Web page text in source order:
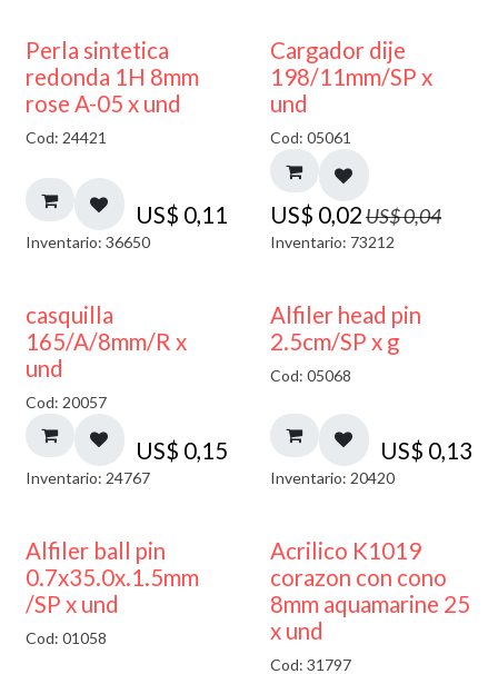
Perla sintetica
redonda 1H 8mm
rose A-05 x und
Cod: 24421
US$ 0,11
Inventario: 36650
50% DESCUENTO
Cargador dije
198/11mm/SP x
und
Cod: 05061
US$ 0,02US$0,04
Inventario: 73212
casquilla
165/A/8mm/R x
und
Cod: 20057
US$ 0,15
Inventario: 24767
Alfiler head pin
2.5cm/SP x g
Cod: 05068
US$ 0,13
Inventario: 20420
Alfiler ball pin
0.7x35.0x.1.5mm
/SP x und
Cod: 01058
Acrilico K1019
corazon con cono
8mm aquamarine 25
x und
Cod: 31797